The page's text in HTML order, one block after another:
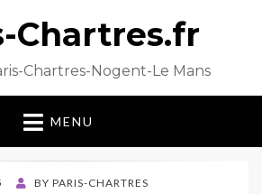
Chartres.fr
Chartres-Nogent-Le Mans
MENU
BY PARIS-CHARTRES